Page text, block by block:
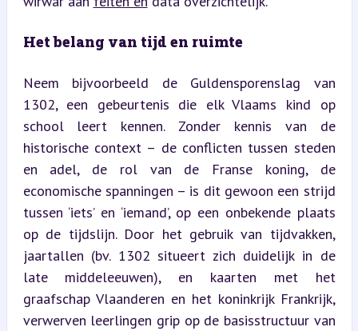
Het belang van tijd en ruimte
Neem bijvoorbeeld de Guldensporenslag van
1302, een gebeurtenis die elk Vlaams kind op
school leert kennen. Zonder kennis van de
historische context – de conflicten tussen steden
en adel, de rol van de Franse koning, de
economische spanningen – is dit gewoon een strijd
tussen ‘iets’ en ‘iemand’, op een onbekende plaats
op de tijdslijn. Door het gebruik van tijdvakken,
jaartallen (bv. 1302 situeert zich duidelijk in de
late middeleeuwen), en kaarten met het
graafschap Vlaanderen en het koninkrijk Frankrijk,
verwerven leerlingen grip op de basisstructuur van